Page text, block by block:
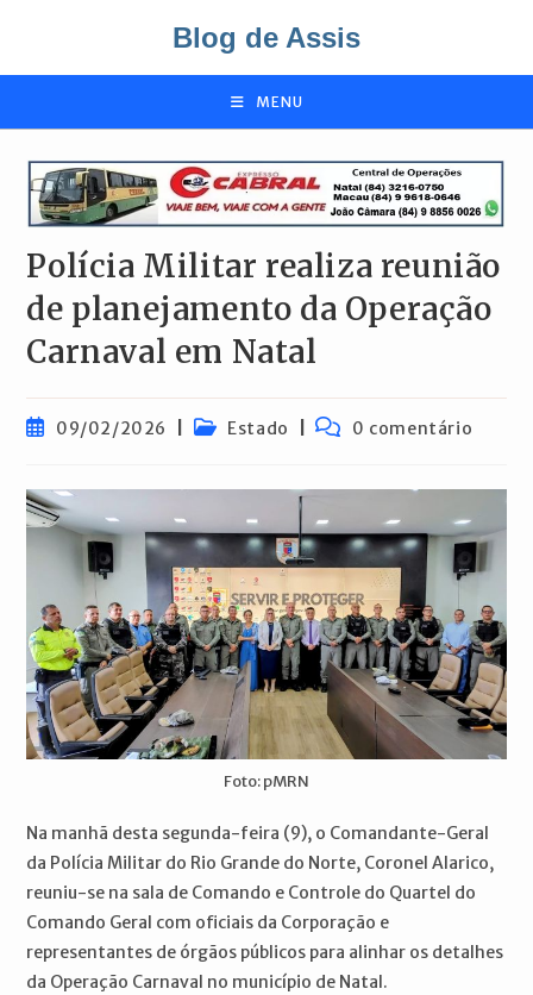
o
Blog de Assis
MENU
Polícia Militar realiza reunião
de planejamento da Operação
Carnaval em Natal
Post09/02/2026
Categoria
Estado
Comentários
0 comentário
Foto: pMRN
Na manhã desta segunda-feira (9), o Comandante-Geral
da Polícia Militar do Rio Grande do Norte, Coronel Alarico,
reuniu-se na sala de Comando e Controle do Quartel do
Comando Geral com oficiais da Corporação e
representantes de órgãos públicos para alinhar os detalhes
da Operação Carnaval no município de Natal.